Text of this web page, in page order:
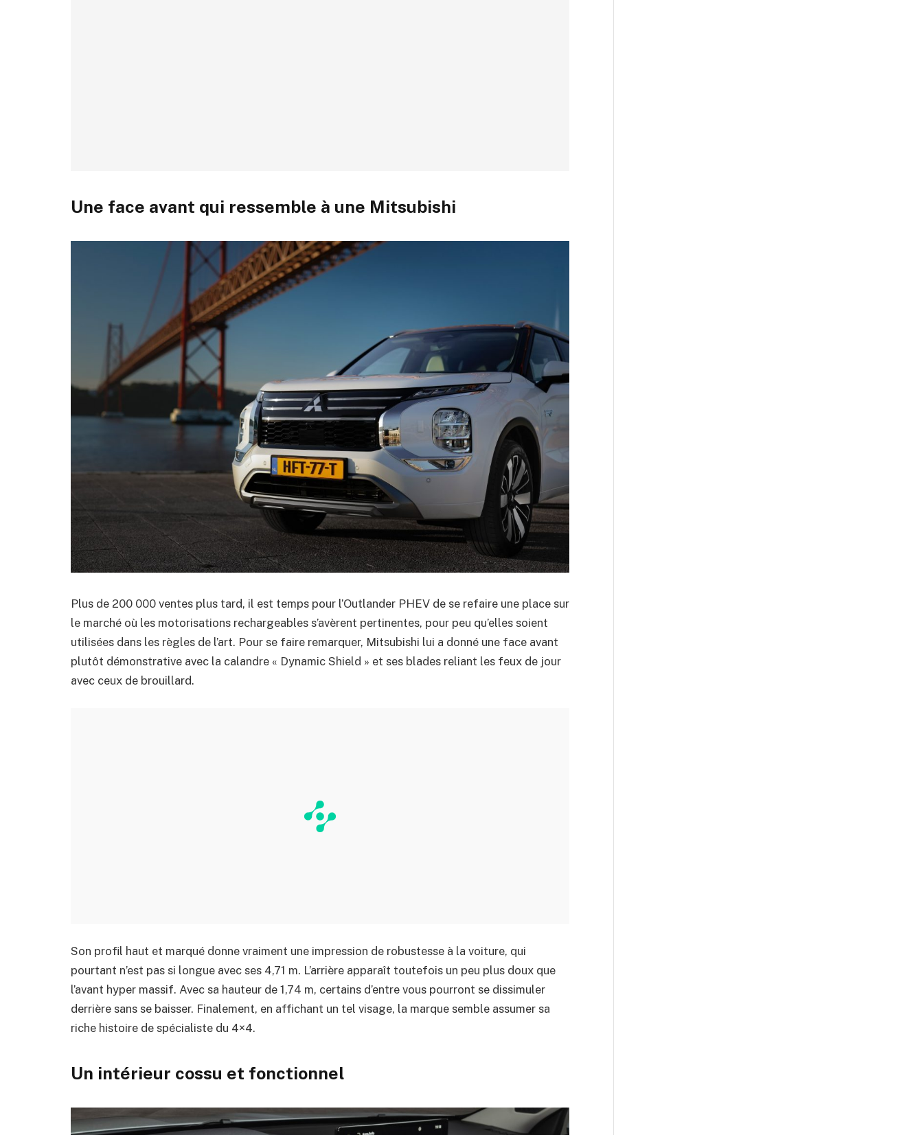
Une face avant qui ressemble à une Mitsubishi
Plus de 200 000 ventes plus tard, il est temps pour l’Outlander PHEV de se refaire une place sur
le marché où les motorisations rechargeables s’avèrent pertinentes, pour peu qu’elles soient
utilisées dans les règles de l’art. Pour se faire remarquer, Mitsubishi lui a donné une face avant
plutôt démonstrative avec la calandre « Dynamic Shield » et ses blades reliant les feux de jour
avec ceux de brouillard.
Son profil haut et marqué donne vraiment une impression de robustesse à la voiture, qui
pourtant n’est pas si longue avec ses 4,71 m. L’arrière apparaît toutefois un peu plus doux que
l’avant hyper massif. Avec sa hauteur de 1,74 m, certains d’entre vous pourront se dissimuler
derrière sans se baisser. Finalement, en affichant un tel visage, la marque semble assumer sa
riche histoire de spécialiste du 4×4.
Un intérieur cossu et fonctionnel